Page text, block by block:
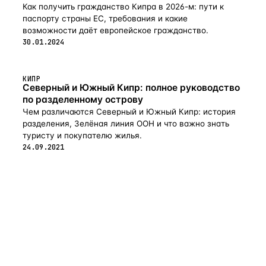
Как получить гражданство Кипра в 2026-м: пути к
паспорту страны ЕС, требования и какие
возможности даёт европейское гражданство.
30.01.2024
КИПР
Северный и Южный Кипр: полное руководство
по разделенному острову
Чем различаются Северный и Южный Кипр: история
разделения, Зелёная линия ООН и что важно знать
туристу и покупателю жилья.
24.09.2021